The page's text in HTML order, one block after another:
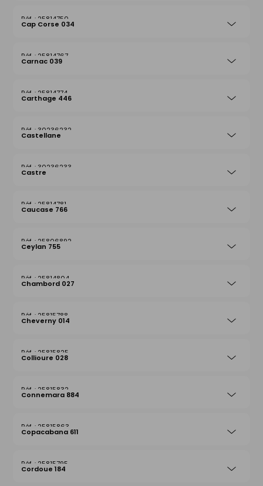
25814750
Cap Corse 034
25814767
Carnac 039
25814774
Carthage 446
30236232
Castellane
30236233
Castre
25814781
Caucase 766
25806892
Ceylan 755
25814804
Chambord 027
25815788
Cheverny 014
25815825
Collioure 028
25815832
Connemara 884
25815863
Copacabana 611
25815795
Cordoue 184